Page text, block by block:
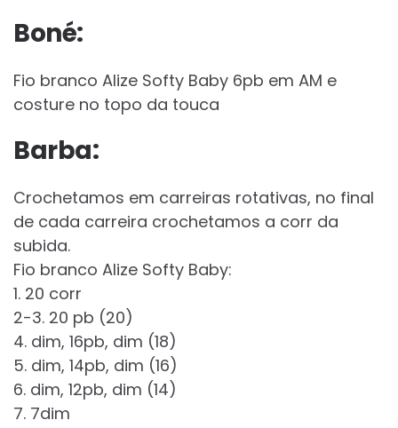
Boné:
Fio branco Alize Softy Baby 6pb em AM e
costure no topo da touca
Barba:
Crochetamos em carreiras rotativas, no final
de cada carreira crochetamos a corr da
subida.
Fio branco Alize Softy Baby:
1. 20 corr
2-3. 20 pb (20)
4. dim, 16pb, dim (18)
5. dim, 14pb, dim (16)
6. dim, 12pb, dim (14)
7. 7dim